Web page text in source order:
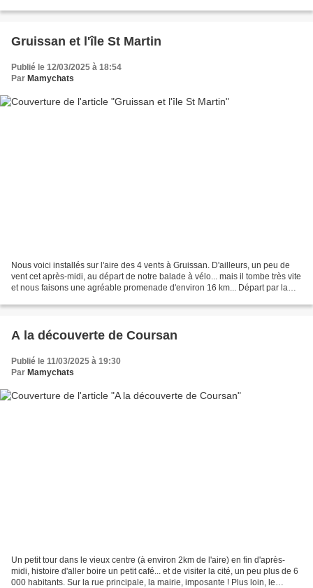
Gruissan et l'île St Martin
Publié le 12/03/2025 à 18:54
Par Mamychats
Nous voici installés sur l'aire des 4 vents à Gruissan. D'ailleurs, un peu de
vent cet après-midi, au départ de notre balade à vélo... mais il tombe très vite
et nous faisons une agréable promenade d'environ 16 km... Départ par la
A la découverte de Coursan
Publié le 11/03/2025 à 19:30
Par Mamychats
Un petit tour dans le vieux centre (à environ 2km de l'aire) en fin d'après-
midi, histoire d'aller boire un petit café... et de visiter la cité, un peu plus de 6
000 habitants. Sur la rue principale, la mairie, imposante ! Plus loin, le